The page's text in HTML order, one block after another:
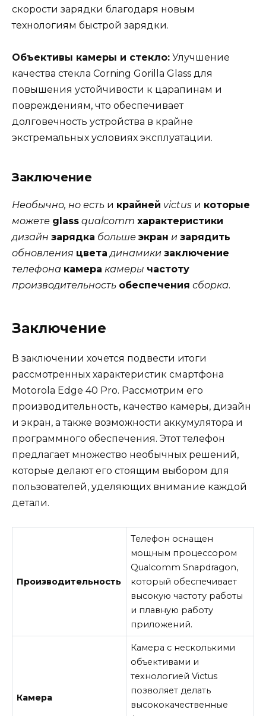
скорости зарядки благодаря новым
технологиям быстрой зарядки.
Объективы камеры и стекло: Улучшение
качества стекла Corning Gorilla Glass для
повышения устойчивости к царапинам и
повреждениям, что обеспечивает
долговечность устройства в крайне
экстремальных условиях эксплуатации.
Заключение
Необычно, но есть и крайней victus и которые
можете glass qualcomm характеристики
дизайн зарядка больше экран и зарядить
обновления цвета динамики заключение
телефона камера камеры частоту
производительность обеспечения сборка.
Заключение
В заключении хочется подвести итоги
рассмотренных характеристик смартфона
Motorola Edge 40 Pro. Рассмотрим его
производительность, качество камеры, дизайн
и экран, а также возможности аккумулятора и
программного обеспечения. Этот телефон
предлагает множество необычных решений,
которые делают его стоящим выбором для
пользователей, уделяющих внимание каждой
детали.
Производительность
Телефон оснащен
мощным процессором
Qualcomm Snapdragon,
который обеспечивает
высокую частоту работы
и плавную работу
приложений.
Камера
Камера с несколькими
объективами и
технологией Victus
позволяет делать
высококачественные